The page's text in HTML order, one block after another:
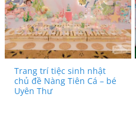
Trang trí tiệc sinh nhật
chủ đề Nàng Tiên Cá – bé
Uyên Thư